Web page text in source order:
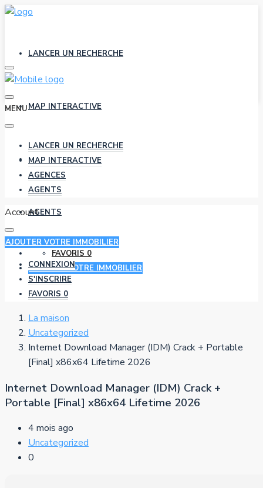
LANCER UN RECHERCHE
MAP INTERACTIVE
AGENCES
AGENTS
FAVORIS 0
AJOUTER VOTRE IMMOBILIER
MENU
LANCER UN RECHERCHE
MAP INTERACTIVE
AGENCES
AGENTS
Account
AJOUTER VOTRE IMMOBILIER
CONNEXION
S'INSCRIRE
FAVORIS 0
La maison
Uncategorized
Internet Download Manager (IDM) Crack + Portable
[Final] x86x64 Lifetime 2026
Internet Download Manager (IDM) Crack +
Portable [Final] x86x64 Lifetime 2026
4 mois ago
Uncategorized
0